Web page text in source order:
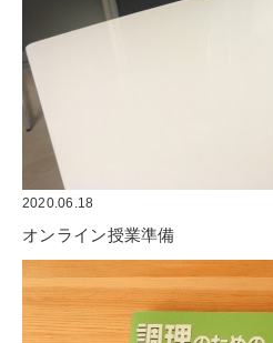
2020.06.18
オンライン授業準備